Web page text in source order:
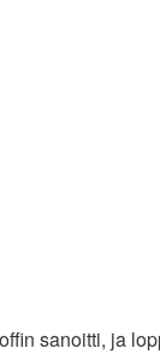
sanoitti, ja